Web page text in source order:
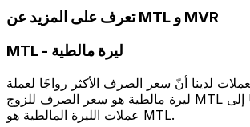
تعرف على المزيد عن MTL و MVR
MTL - ليرة مالطية
لدينا أنّ سعر الصرف الأكثر رواجًا لعملة
ليرة مالطية هو سعر الصرف للزوج MTL إلى USD. رمز العملة لـ
عملات الليرة المالطية هو MTL.